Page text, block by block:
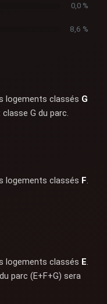
0,0 %
8,6 %
logements classés G
G du parc.
logements classés F
logements classés E
parc (E+F+G) sera